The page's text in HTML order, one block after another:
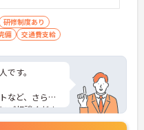
研修制度あり
備 交通費支給
です。
など、さらに
ご相談くださ